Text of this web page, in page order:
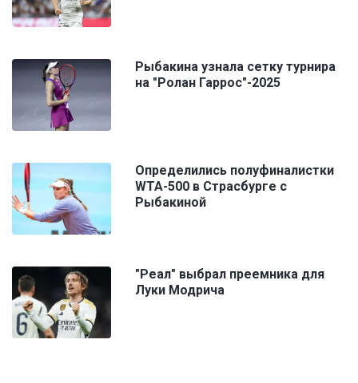
Рыбакина узнала сетку турнира
на "Ролан Гаррос"-2025
Определились полуфиналистки
WTA-500 в Страсбурге с
Рыбакиной
"Реал" выбрал преемника для
Луки Модрича